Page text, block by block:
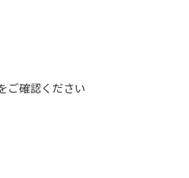
ご確認ください